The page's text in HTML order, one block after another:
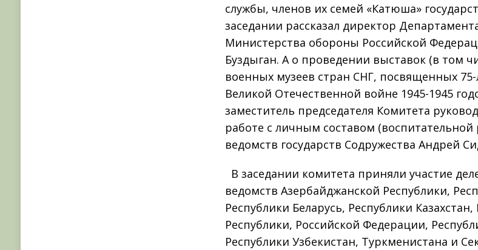
службы, членов их семей «Катюша»
заседании рассказал директор
Министерства обороны Российской
Буздыган. А о проведении выставок (в том
военных музеев стран СНГ, посвященных
Великой Отечественной войне 1945-1945
заместитель председателя Комитета
работе с личным составом
ведомств государств Содружества Андрей
В заседании комитета приняли участие
ведомств Азербайджанской Республики,
Республики Беларусь, Республики
Республики, Российской Федерации,
Республики Узбекистан, Туркменистана и